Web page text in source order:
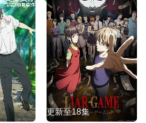
更新至18集